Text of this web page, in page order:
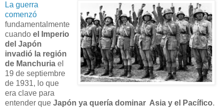
La guerra
comenzó
fundamentalmente
cuando el Imperio
del Japón
invadió la región
de Manchuria el
19 de septiembre
de 1931, lo que
era clave para
entender que Japón ya quería dominar Asia y el Pacífico.